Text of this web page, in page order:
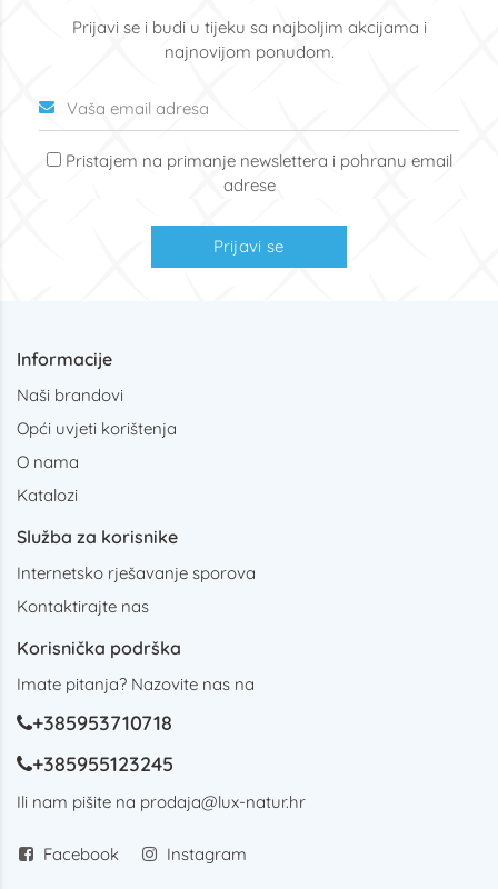
Prijavi se i budi u tijeku sa najboljim akcijama i
najnovijom ponudom.
Pristajem na primanje newslettera i pohranu email
adrese
Prijavi se
Informacije
Naši brandovi
Opći uvjeti korištenja
O nama
Katalozi
Služba za korisnike
Internetsko rješavanje sporova
Kontaktirajte nas
Korisnička podrška
Imate pitanja? Nazovite nas na
+385953710718
+385955123245
Ili nam pišite na prodaja@lux-natur.hr
Facebook Instagram